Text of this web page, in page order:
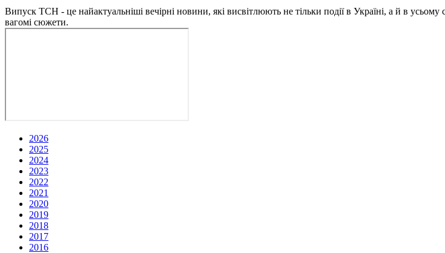
Випуск ТСН - це найактуальніші вечірні новини, які висвітлюють не тільки події в Україні, а й в
вагомі сюжети.
2026
2025
2024
2023
2022
2021
2020
2019
2018
2017
2016